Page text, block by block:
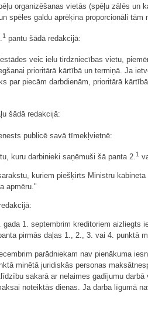
organizēšanas vietās (spēļu zālēs
spēles galdu aprēķina proporcionāli
1 pantu šādā redakcijā:
veic ielu tirdzniecības vietu,
prioritārā kārtībā un termiņā. Ja
par piecām darbdienām, prioritārā
šādā redakcijā:
publicē savā tīmekļvietnē:
kuru darbinieki saņēmuši šā panta 2.1
kuriem piešķirts Ministru
apmēru."
gada 1. septembrim kreditoriem aizliegts
pirmās daļas 1., 2., 3. vai 4. punktā
parādniekam nav pienākuma
minētā juridiskās personas
sakarā ar nelaimes gadījumu
noteiktās dienas. Ja darba līgumā